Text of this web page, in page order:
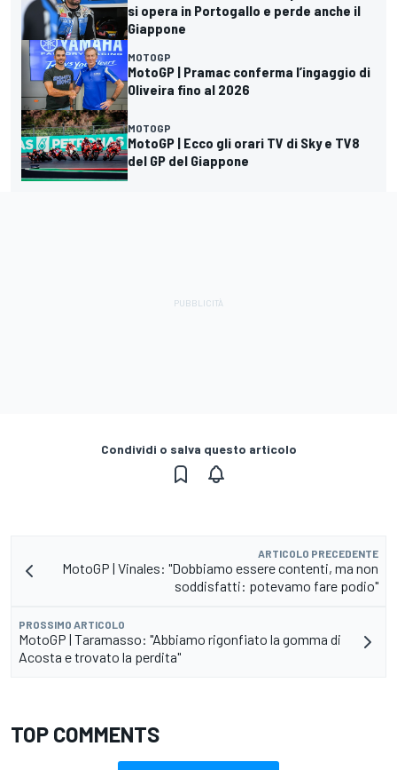
si opera in Portogallo e perde anche il
Giappone
MOTOGP
MotoGP | Pramac conferma l’ingaggio di
Oliveira fino al 2026
MOTOGP
MotoGP | Ecco gli orari TV di Sky e TV8
del GP del Giappone
Condividi o salva questo articolo
ARTICOLO PRECEDENTE
MotoGP | Vinales: "Dobbiamo essere contenti, ma non
soddisfatti: potevamo fare podio"
PROSSIMO ARTICOLO
MotoGP | Taramasso: "Abbiamo rigonfiato la gomma di
Acosta e trovato la perdita"
TOP COMMENTS